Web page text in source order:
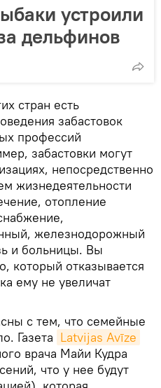
устроили
дельфинов
стран есть
забастовок
профессий
забастовки могут
непосредственно
жизнедеятельности
отопление
железнодорожный
и больницы. Вы
который отказывается
ему не увеличат
с тем, что семейные
Газета Latvijas Avīze
врача Майи Кудра
что у нее будут